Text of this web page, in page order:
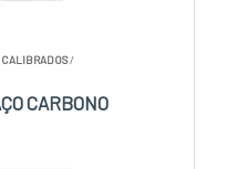
CALIBRADOS/
CARBONO